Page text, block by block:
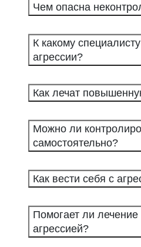
Чем опасна
К какому
агрессии?
Как лечат
Можно ли
самостоятельно?
Как вести себя с
Помогает ли лечение
агрессией?